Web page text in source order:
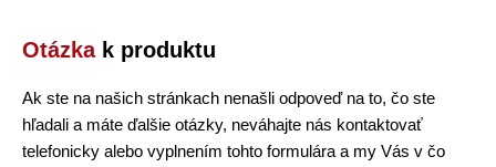
Otázkak produktu
Ak ste na našich stránkach nenašli odpoveď na to, čo ste
hľadali a máte ďalšie otázky, neváhajte nás kontaktovať
telefonicky alebo vyplnením tohto formulára a my Vás v čo